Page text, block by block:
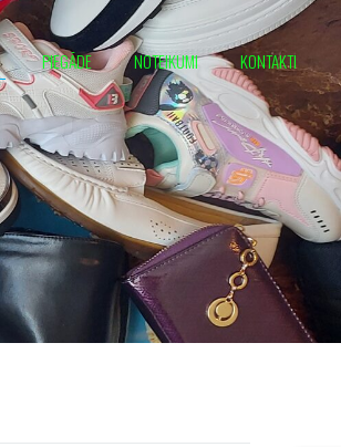
PIEGĀDE NOTEIKUMI KONTAKTI